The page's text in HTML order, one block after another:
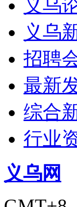
义乌
义乌
招聘
最新
综合
行业
义乌网